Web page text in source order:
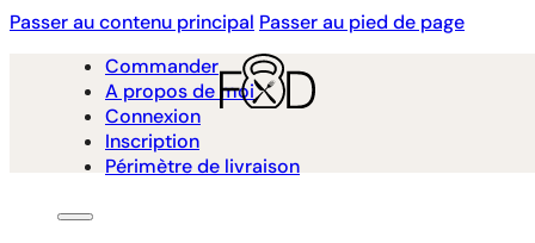
Passer au contenu principal Passer au pied de page
Commander
A propos de moi
Connexion
Inscription
Périmètre de livraison